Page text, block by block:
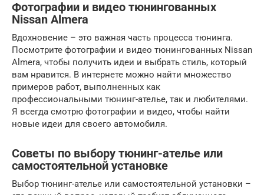
Фотографии и видео тюнингованных
Nissan Almera
Вдохновение – это важная часть процесса тюнинга.
Посмотрите фотографии и видео тюнингованных Nissan
Almera, чтобы получить идеи и выбрать стиль, который
вам нравится. В интернете можно найти множество
примеров работ, выполненных как
профессиональными тюнинг-ателье, так и любителями.
Я всегда смотрю фотографии и видео, чтобы найти
новые идеи для своего автомобиля.
Советы по выбору тюнинг-ателье или
самостоятельной установке
Выбор тюнинг-ателье или самостоятельной установки –